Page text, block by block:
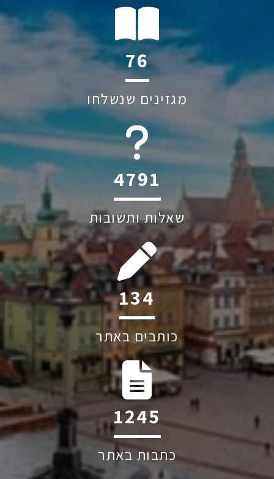
119
מגזינים שנשלחו
6045
שאלות ותשובות
208
כותבים באתר
1939
כתבות באתר